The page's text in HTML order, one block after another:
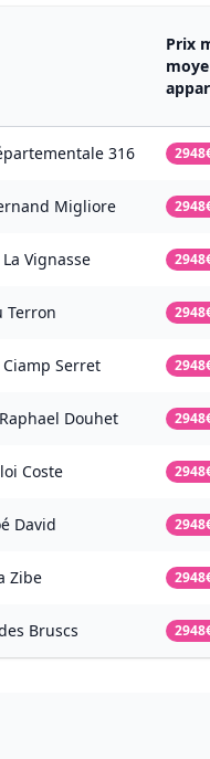
Prix
316
Migliore
Vignasse
Terron
Serret
Douhet
Coste
David
Zibe
Bruscs